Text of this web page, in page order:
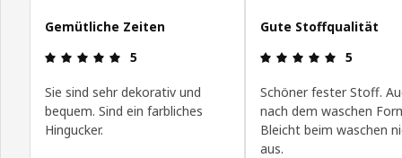
Gemütliche Zeiten
Produktbewertung: 5 von 5 Sterne
5
Sie sind sehr dekorativ und
bequem. Sind ein farbliches
Hingucker.
Gute Stoffqualität
5
Schöner fester Stoff.
nach dem waschen
Bleicht beim waschen
aus.